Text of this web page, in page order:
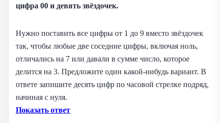
цифра 00 и девять звёздочек.
Нужно поставить все цифры от 1 до 9 вместо звёздочек
так, чтобы любые две соседние цифры, включая ноль,
отличались на 7 или давали в сумме число, которое
делится на 3. Предложите один какой-нибудь вариант. В
ответе запишите десять цифр по часовой стрелке подряд,
начиная с нуля.
Показать ответ